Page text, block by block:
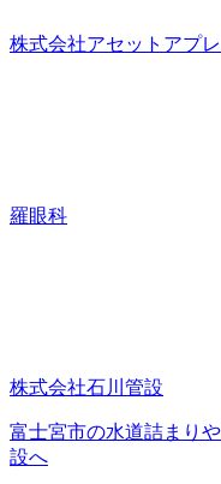
株式会社アセットアプ
羅眼科
株式会社石川管設
富士宮市の水道詰まり
設へ